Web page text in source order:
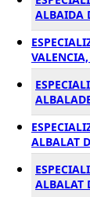
ALBAIDA
ALBALAT
ALBALAT